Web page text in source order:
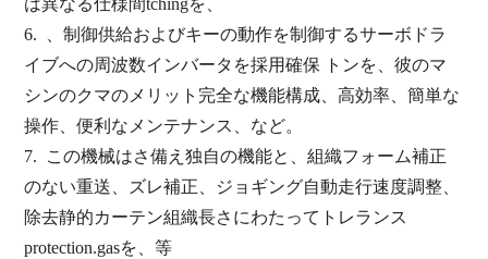
は異なる仕様間tchingを
6.
、制御供給およびキーの動作を制御するサーボドラ
イブへの周波数インバータを採用確保 トンを 、彼のマ
シンのクマのメリット 完全な機能構成、高効率、簡単な
操作、便利なメンテナンス、 など。
7. この機械はさ備え独自の機能と
、組織フォーム補正
のない重送 ズレ補正、ジョギング自動走行速度調整、
除去静的カーテン組織長さにわたってトレランス
protection.gasを 、等